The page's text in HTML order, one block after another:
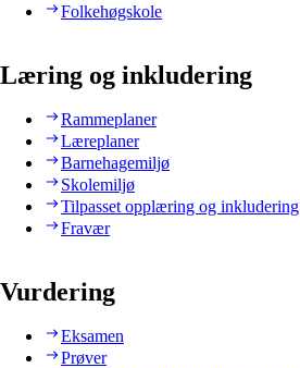
Folkehøgskole
Læring og inkludering
Rammeplaner
Læreplaner
Barnehagemiljø
Skolemiljø
Tilpasset opplæring og inkludering
Fravær
Vurdering
Eksamen
Prøver